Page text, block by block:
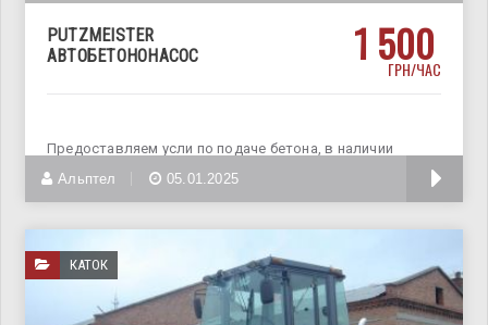
PUTZMEISTER
АВТОБЕТОНОНАСОС
1 500
ГРН/ЧАС
Предоставляем усли по подаче бетона, в наличии
большое количество машин,
Альптел 05.01.2025
КАТОК